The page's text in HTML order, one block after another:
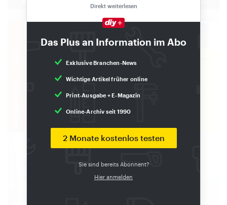
Das Plus an Information im Abo
Exklusive Branchen-News
Wichtige Artikel früher online
Print-Ausgabe + E-Magazin
Online-Archiv seit 1990
Direkt weiterlesen
2 Monate kostenlos testen
Sie sind bereits Abonnent?
Hier anmelden